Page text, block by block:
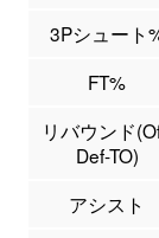
3Pシュート
FT%
リバウンド
Def-TO)
アシスト